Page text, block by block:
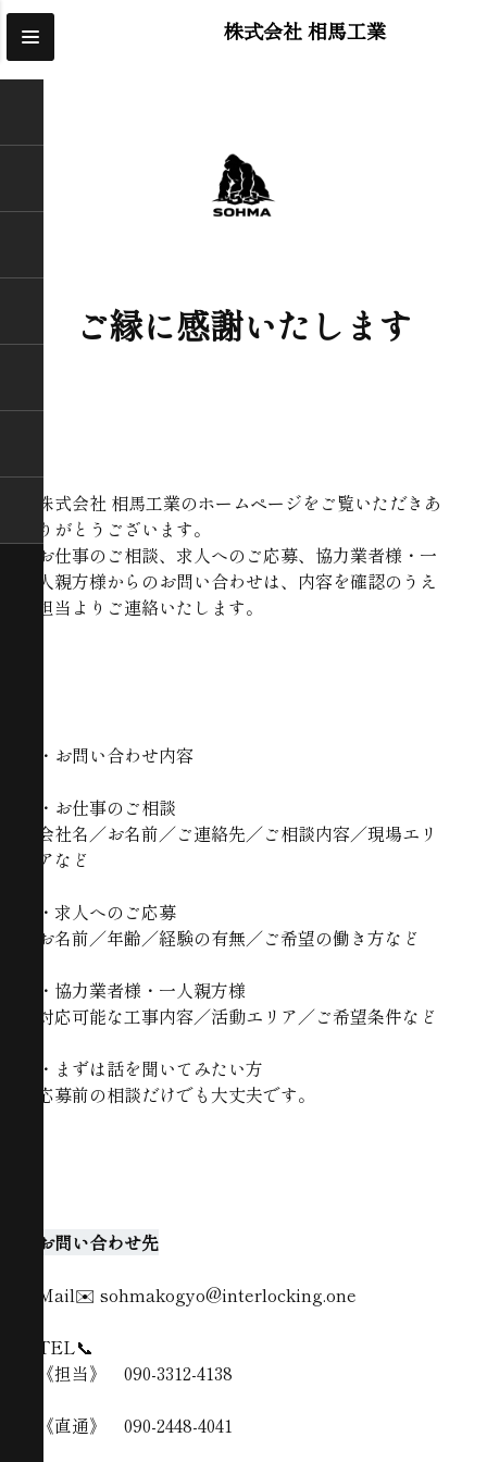
株式会社 相馬工業
ご縁に感謝いたします
株式会社 相馬工業のホームページをご覧いただきあ
りがとうございます。
お仕事のご相談、求人へのご応募、協力業者様・一
人親方様からのお問い合わせは、内容を確認のうえ
担当よりご連絡いたします。
・お問い合わせ内容
・お仕事のご相談
会社名／お名前／ご連絡先／ご相談内容／現場エリ
アなど
・求人へのご応募
お名前／年齢／経験の有無／ご希望の働き方など
・協力業者様・一人親方様
対応可能な工事内容／活動エリア／ご希望条件など
・まずは話を聞いてみたい方
応募前の相談だけでも大丈夫です。
お問い合わせ先
Mail✉️ sohmakogyo@interlocking.one
TEL📞
《担当》 090-3312-4138
《直通》 090-2448-4041